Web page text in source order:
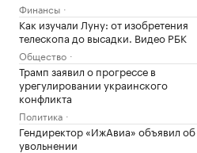
Финансы
Как изучали Луну: от изобретения
телескопа до высадки. Видео РБК
Общество
Трамп заявил о прогрессе в
урегулировании украинского
конфликта
Политика
Гендиректор «ИжАвиа» объявил об
увольнении